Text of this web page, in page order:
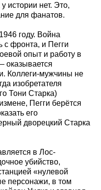
истории нет. Это,
для фанатов.
году. Война
с фронта, и Пегги
опыт и работу в
оказывается
Коллеги-мужчины не
изобретателя
Тони Старка)
Пегги берётся
его
дворецкий Старка
в Лос-
убийство,
«нулевой
персонажи, в том